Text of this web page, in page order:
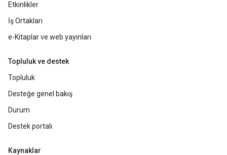
Etkinlikler
İş Ortakları
e-Kitaplar ve web yayınları
Topluluk ve destek
Topluluk
Desteğe genel bakış
Durum
Destek portalı
Kaynaklar